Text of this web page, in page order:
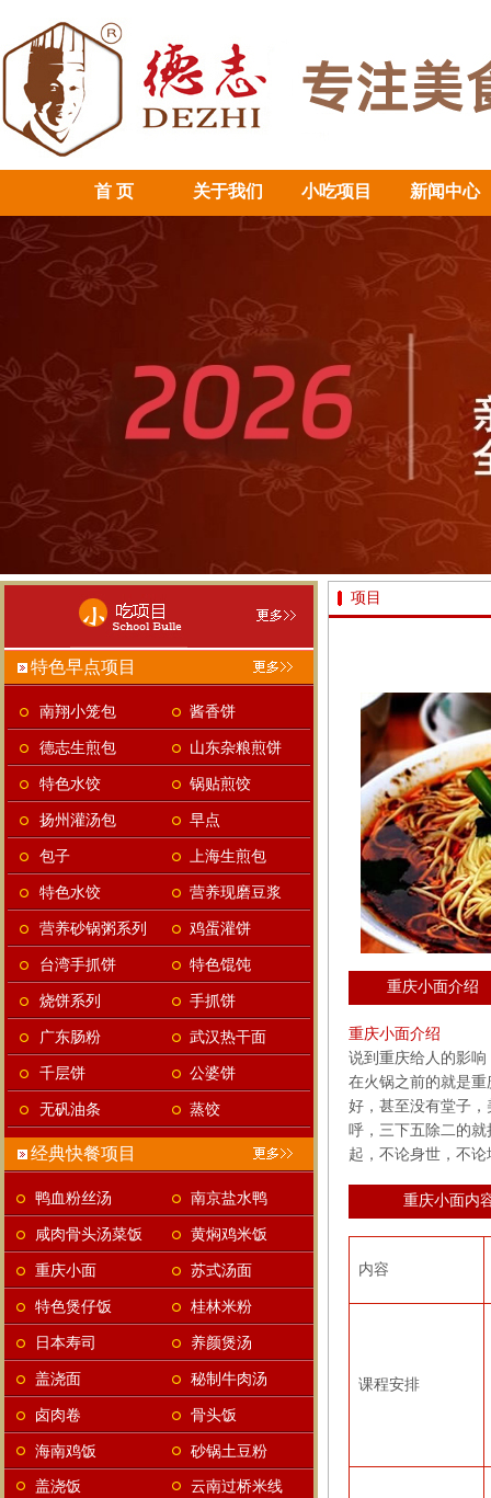
首 页 关于我们 小吃项目 新闻中心
特色早点项目
南翔小笼包 酱香饼
德志生煎包 山东杂粮煎饼
特色水饺 锅贴煎饺
扬州灌汤包 早点
包子 上海生煎包
特色水饺 营养现磨豆浆
营养砂锅粥系列 鸡蛋灌饼
台湾手抓饼 特色馄饨
烧饼系列 手抓饼
广东肠粉 武汉热干面
千层饼 公婆饼
无矾油条 蒸饺
经典快餐项目
鸭血粉丝汤 南京盐水鸭
咸肉骨头汤菜饭 黄焖鸡米饭
重庆小面 苏式汤面
特色煲仔饭 桂林米粉
日本寿司 养颜煲汤
盖浇面 秘制牛肉汤
卤肉卷 骨头饭
海南鸡饭 砂锅土豆粉
盖浇饭 云南过桥米线
项目
重庆小面介绍
重庆小面介绍
说到重庆给人的影
在火锅之前的就是
好，甚至没有堂子
呼，三下五除二的
起，不论身世，不
重庆小面内
内容
课程安排